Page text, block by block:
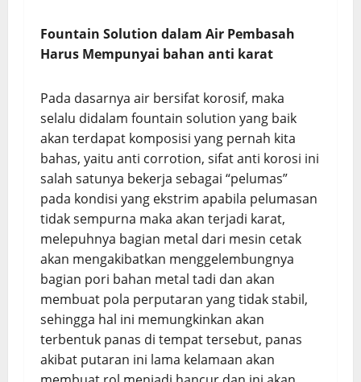
Fountain Solution dalam Air Pembasah
Harus Mempunyai bahan anti karat
Pada dasarnya air bersifat korosif, maka
selalu didalam fountain solution yang baik
akan terdapat komposisi yang pernah kita
bahas, yaitu anti corrotion, sifat anti korosi ini
salah satunya bekerja sebagai “pelumas”
pada kondisi yang ekstrim apabila pelumasan
tidak sempurna maka akan terjadi karat,
melepuhnya bagian metal dari mesin cetak
akan mengakibatkan menggelembungnya
bagian pori bahan metal tadi dan akan
membuat pola perputaran yang tidak stabil,
sehingga hal ini memungkinkan akan
terbentuk panas di tempat tersebut, panas
akibat putaran ini lama kelamaan akan